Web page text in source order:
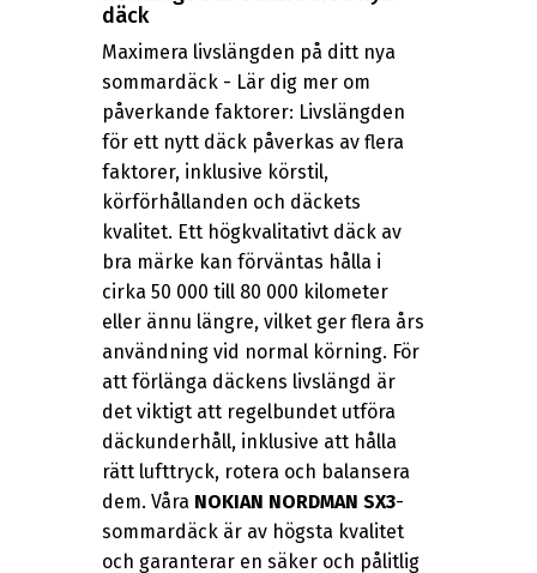
däck
Maximera livslängden på ditt nya
sommardäck - Lär dig mer om
påverkande faktorer: Livslängden
för ett nytt däck påverkas av flera
faktorer, inklusive körstil,
körförhållanden och däckets
kvalitet. Ett högkvalitativt däck av
bra märke kan förväntas hålla i
cirka 50 000 till 80 000 kilometer
eller ännu längre, vilket ger flera års
användning vid normal körning. För
att förlänga däckens livslängd är
det viktigt att regelbundet utföra
däckunderhåll, inklusive att hålla
rätt lufttryck, rotera och balansera
dem. Våra NOKIAN NORDMAN SX3-
sommardäck är av högsta kvalitet
och garanterar en säker och pålitlig